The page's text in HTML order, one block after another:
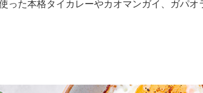
た本格タイカレーやカオマンガイ、ガパオ